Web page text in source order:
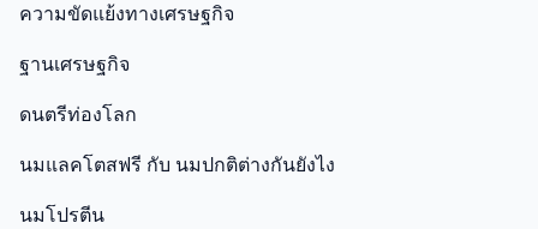
ความขัดแย้งทางเศรษฐกิจ
ฐานเศรษฐกิจ
ดนตรีท่องโลก
นมแลคโตสฟรี กับ นมปกติต่างกันยังไง
นมโปรตีน